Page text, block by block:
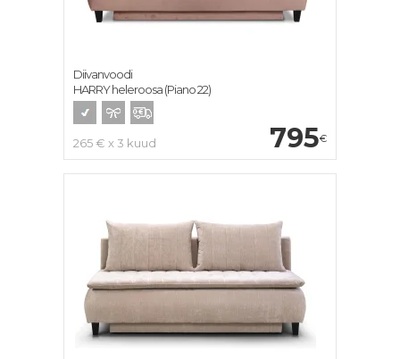
795€
265 € x 3 kuud
Diivanvoodi
HARRY heleroosa (Piano 22)